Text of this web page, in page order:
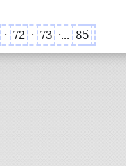
· 72 · 73 ·... 85